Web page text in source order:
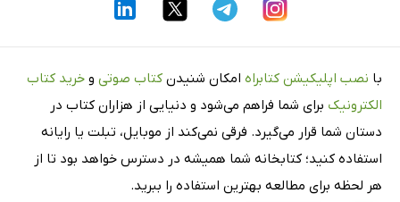
با نصب اپلیکیشن کتابراه امکان شنیدن کتاب صوتی و خرید کتاب
الکترونیک برای شما فراهم می‌شود و دنیایی از هزاران کتاب در
دستان شما قرار می‌گیرد. فرقی نمی‌کند از موبایل، تبلت یا رایانه
استفاده کنید؛ کتابخانه شما همیشه در دسترس خواهد بود تا از
هر لحظه برای مطالعه بهترین استفاده را ببرید.